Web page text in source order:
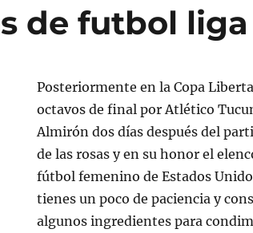
de futbol
Posteriormente en la Copa
octavos de final por Atlético
Almirón dos días después del
de las rosas y en su honor el
fútbol femenino de Estados
tienes un poco de paciencia y
algunos ingredientes para